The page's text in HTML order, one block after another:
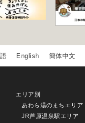
English 簡体中文
エリア別
あわら湯のまちエリア
JR芦原温泉駅エリア